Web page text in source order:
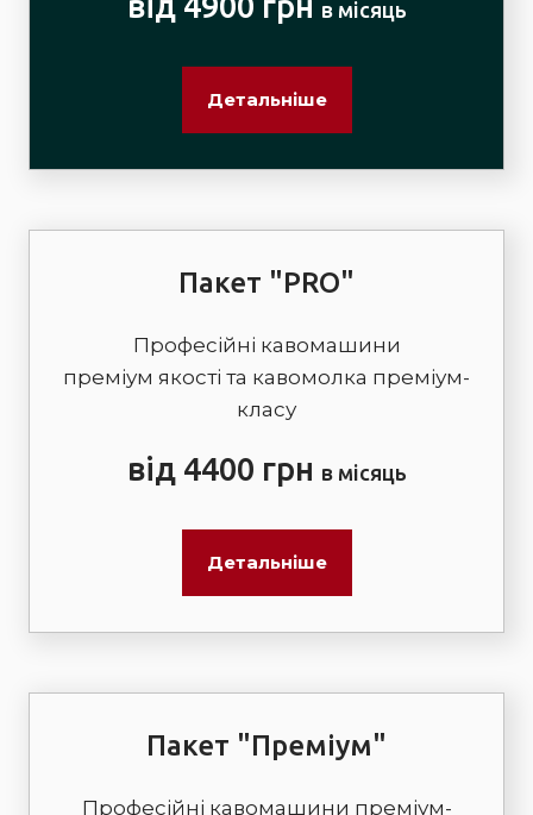
в місяць
Детальніше
Пакет "PRO"
Професійні кавомашини
преміум якості та кавомолка преміум-
класу
від 4400 грн в місяць
Детальніше
Пакет "Преміум"
Професійні кавомашини преміум-